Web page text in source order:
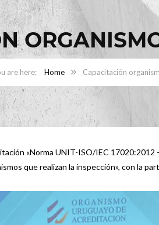
Home Capacitación
«Norma UNIT-ISO/IEC 17020:2012
que realizan la inspección», con la